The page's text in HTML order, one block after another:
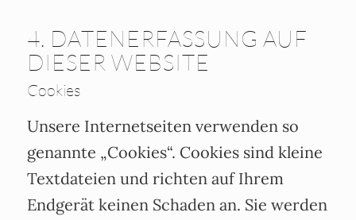
4. DATENERFASSUNG AUF
DIESER WEBSITE
Cookies
Unsere Internetseiten verwenden so
genannte „Cookies“. Cookies sind kleine
Textdateien und richten auf Ihrem
Endgerät keinen Schaden an. Sie werden